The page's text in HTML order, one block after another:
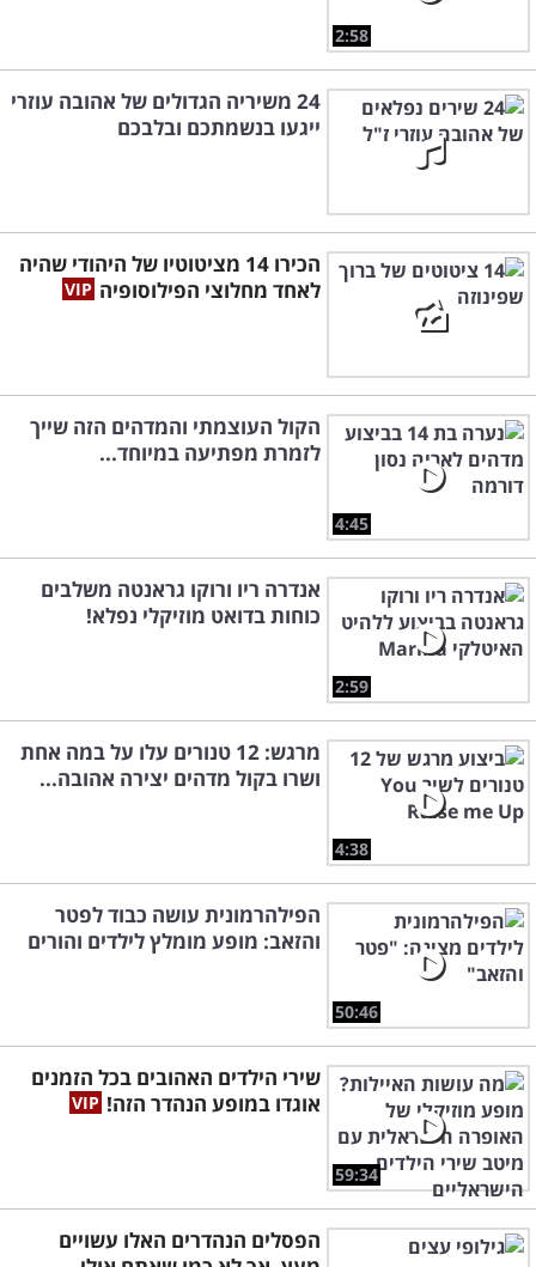
2:58
24 משיריה הגדולים של אהובה עוזרי
ייגעו בנשמתכם ובלבכם
הכירו 14 מציטוטיו של היהודי שהיה
לאחד מחלוצי הפילוסופיה
4:45
הקול העוצמתי והמדהים הזה שייך
לזמרת מפתיעה במיוחד...
2:59
אנדרה ריו ורוקו גראנטה משלבים
כוחות בדואט מוזיקלי נפלא!
4:38
מרגש: 12 טנורים עלו על במה אחת
ושרו בקול מדהים יצירה אהובה...
50:46
הפילהרמונית עושה כבוד לפטר
והזאב: מופע מומלץ לילדים והורים
59:34
שירי הילדים האהובים בכל הזמנים
אוגדו במופע הנהדר הזה!
הפסלים הנהדרים האלו עשויים